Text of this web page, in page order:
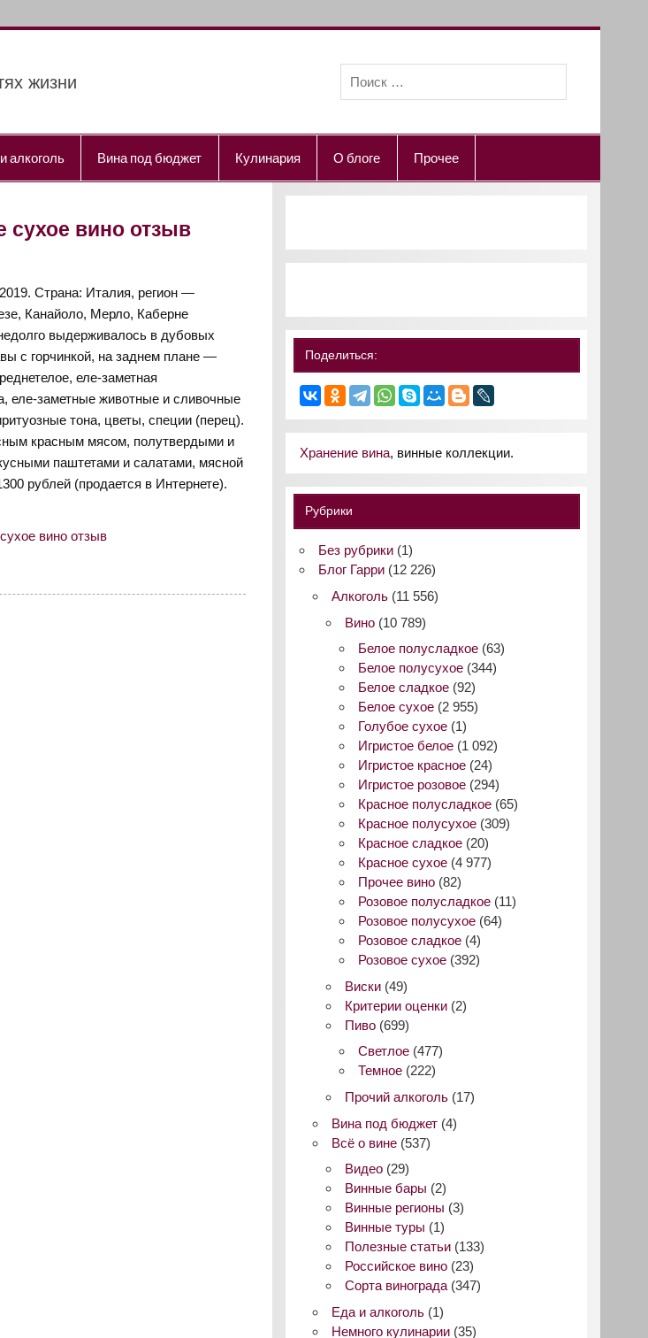
жизни
алкоголь Вина под бюджет Кулинария О блоге Прочее
сухое вино отзыв
Страна: Италия, регион —
Канайоло, Мерло, Каберне
выдерживалось в дубовых
с горчинкой, на заднем плане —
еле-заметная
еле-заметные животные и сливочные
тона, цветы, специи (перец).
красным мясом, полутвердыми и
паштетами и салатами, мясной
рублей (продается в Интернете).
Поделиться:
Хранение вина, винные коллекции.
Рубрики
Без рубрики(1)
Блог Гарри(12 226)
Алкоголь (11 556)
Вино (10 789)
Белое полусладкое (63)
Белое полусухое (344)
Белое сладкое (92)
Белое сухое (2 955)
Голубое сухое (1)
Игристое белое (1 092)
Игристое красное (24)
Игристое розовое (294)
Красное полусладкое (65)
Красное полусухое (309)
Красное сладкое (20)
Красное сухое (4 977)
Прочее вино (82)
Розовое полусладкое (11)
Розовое полусухое (64)
Розовое сладкое (4)
Розовое сухое (392)
Виски (49)
Критерии оценки (2)
Пиво (699)
Светлое (477)
Темное (222)
Прочий алкоголь (17)
Вина под бюджет (4)
Всё о вине (537)
Видео (29)
Винные бары (2)
Винные регионы (3)
Винные туры (1)
Полезные статьи (133)
Российское вино (23)
Сорта винограда (347)
Еда и алкоголь (1)
Немного кулинарии (35)